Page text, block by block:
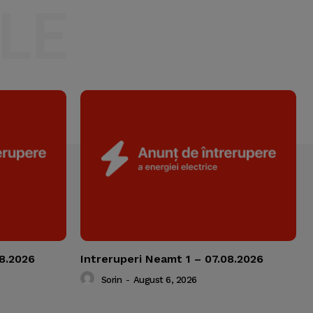
Intreruperi Neamt 1 – 07.08.2026
Sorin - August 6, 2026